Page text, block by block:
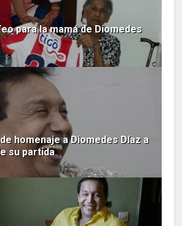
para la mamá de Diomedes
homenaje a Diomedes Díaz a
su partida